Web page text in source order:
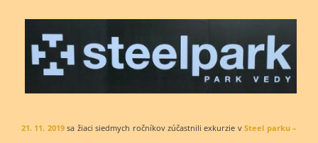
21. 11. 2019sa žiaci siedmych ročníkov zúčastnili exkurzie vSteel parku –